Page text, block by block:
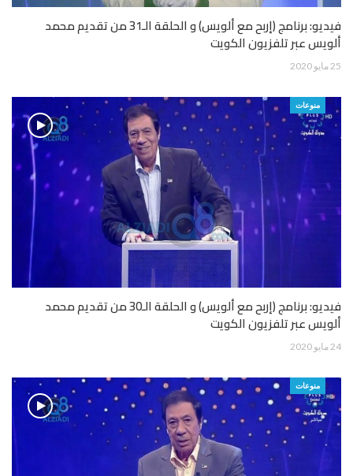
فيديو: برنامج (إربح مع ألويس) و الحلقة الـ31 من تقديم محمد
ألويس عبر تلفزيون الكويت
25 مايو 2020
منوعات
فيديو: برنامج (إربح مع ألويس) و الحلقة الـ30 من تقديم محمد
ألويس عبر تلفزيون الكويت
24 مايو 2020
منوعات